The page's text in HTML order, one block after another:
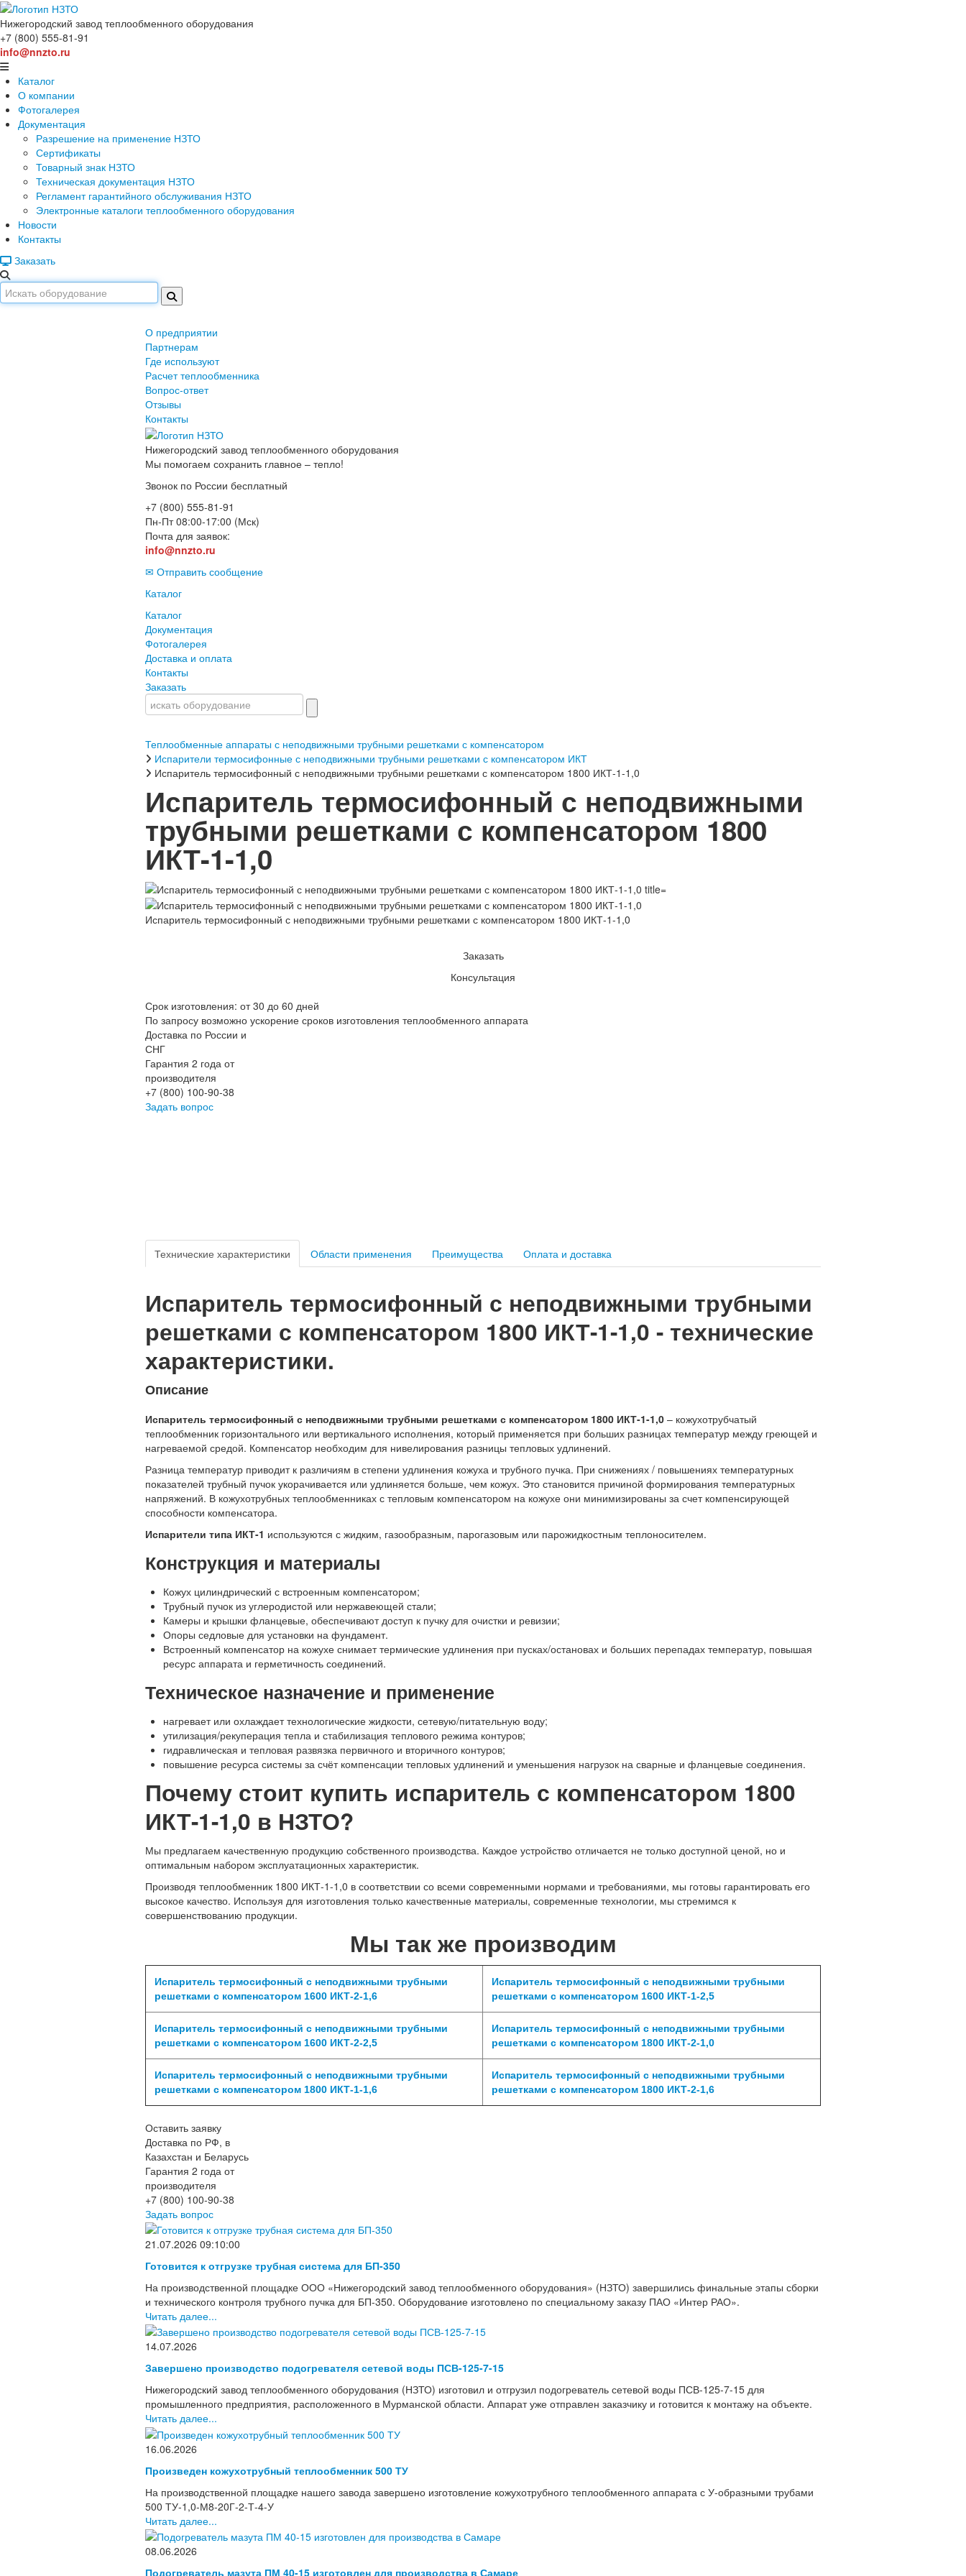
Нижегородский завод теплообменного оборудования
+7 (800) 555-81-91
info@nnzto.ru
Каталог
О компании
Фотогалерея
Документация
Разрешение на применение НЗТО
Сертификаты
Товарный знак НЗТО
Техническая документация НЗТО
Регламент гарантийного обслуживания НЗТО
Электронные каталоги теплообменного оборудования
Новости
Контакты
Заказать
О предприятии
Партнерам
Где используют
Расчет теплообменника
Вопрос-ответ
Отзывы
Контакты
Нижегородский завод теплообменного оборудования
Мы помогаем сохранить главное – тепло!
Звонок по России бесплатный
+7 (800) 555-81-91
Пн-Пт 08:00-17:00 (Мск)
Почта для заявок:
info@nnzto.ru
✉ Отправить сообщение
Каталог
Каталог
Документация
Фотогалерея
Доставка и оплата
Контакты
Заказать
Теплообменные аппараты с неподвижными трубными решетками с компенсатором
Испарители термосифонные с неподвижными трубными решетками с компенсатором ИКТ
Испаритель термосифонный с неподвижными трубными решетками с компенсатором 1800 ИКТ-1-1,0
Испаритель термосифонный с неподвижными
трубными решетками с компенсатором 1800
ИКТ-1-1,0
Испаритель термосифонный с неподвижными трубными решетками с компенсатором 1800 ИКТ-1-1,0
Заказать
Консультация
Срок изготовления: от 30 до 60 дней
По запросу возможно ускорение сроков изготовления теплообменного аппарата
Доставка по России и
СНГ
Гарантия 2 года от
производителя
+7 (800) 100-90-38
Задать вопрос
Технические характеристики Области применения Преимущества Оплата и доставка
Испаритель термосифонный с неподвижными трубными
решетками с компенсатором 1800 ИКТ-1-1,0 - технические
характеристики.
Описание
Испаритель термосифонный с неподвижными трубными решетками с компенсатором 1800 ИКТ-1-1,0 – кожухотрубчатый
теплообменник горизонтального или вертикального исполнения, который применяется при больших разницах температур между греющей и
нагреваемой средой. Компенсатор необходим для нивелирования разницы тепловых удлинений.
Разница температур приводит к различиям в степени удлинения кожуха и трубного пучка. При снижениях / повышениях температурных
показателей трубный пучок укорачивается или удлиняется больше, чем кожух. Это становится причиной формирования температурных
напряжений. В кожухотрубных теплообменниках с тепловым компенсатором на кожухе они минимизированы за счет компенсирующей
способности компенсатора.
Испарители типа ИКТ-1 используются с жидким, газообразным, парогазовым или парожидкостным теплоносителем.
Конструкция и материалы
Кожух цилиндрический с встроенным компенсатором;
Трубный пучок из углеродистой или нержавеющей стали;
Камеры и крышки фланцевые, обеспечивают доступ к пучку для очистки и ревизии;
Опоры седловые для установки на фундамент.
Встроенный компенсатор на кожухе снимает термические удлинения при пусках/остановах и больших перепадах температур, повышая
ресурс аппарата и герметичность соединений.
Техническое назначение и применение
нагревает или охлаждает технологические жидкости, сетевую/питательную воду;
утилизация/рекуперация тепла и стабилизация теплового режима контуров;
гидравлическая и тепловая развязка первичного и вторичного контуров;
повышение ресурса системы за счёт компенсации тепловых удлинений и уменьшения нагрузок на сварные и фланцевые соединения.
Почему стоит купить испаритель с компенсатором 1800
ИКТ-1-1,0 в НЗТО?
Мы предлагаем качественную продукцию собственного производства. Каждое устройство отличается не только доступной ценой, но и
оптимальным набором эксплуатационных характеристик.
Производя теплообменник 1800 ИКТ-1-1,0 в соответствии со всеми современными нормами и требованиями, мы готовы гарантировать его
высокое качество. Используя для изготовления только качественные материалы, современные технологии, мы стремимся к
совершенствованию продукции.
Мы так же производим
Испаритель термосифонный с неподвижными трубными
решетками с компенсатором 1600 ИКТ-2-1,6
Испаритель термосифонный с неподвижными трубными
решетками с компенсатором 1600 ИКТ-1-2,5
Испаритель термосифонный с неподвижными трубными
решетками с компенсатором 1600 ИКТ-2-2,5
Испаритель термосифонный с неподвижными трубными
решетками с компенсатором 1800 ИКТ-2-1,0
Испаритель термосифонный с неподвижными трубными
решетками с компенсатором 1800 ИКТ-1-1,6
Испаритель термосифонный с неподвижными трубными
решетками с компенсатором 1800 ИКТ-2-1,6
Оставить заявку
Доставка по РФ, в
Казахстан и Беларусь
Гарантия 2 года от
производителя
+7 (800) 100-90-38
Задать вопрос
21.07.2026 09:10:00
Готовится к отгрузке трубная система для БП-350
На производственной площадке ООО «Нижегородский завод теплообменного оборудования» (НЗТО) завершились финальные этапы сборки
и технического контроля трубного пучка для БП-350. Оборудование изготовлено по специальному заказу ПАО «Интер РАО».
Читать далее...
14.07.2026
Завершено производство подогревателя сетевой воды ПСВ-125-7-15
Нижегородский завод теплообменного оборудования (НЗТО) изготовил и отгрузил подогреватель сетевой воды ПСВ-125-7-15 для
промышленного предприятия, расположенного в Мурманской области. Аппарат уже отправлен заказчику и готовится к монтажу на объекте.
Читать далее...
16.06.2026
Произведен кожухотрубный теплообменник 500 ТУ
На производственной площадке нашего завода завершено изготовление кожухотрубного теплообменного аппарата с У-образными трубами
500 ТУ-1,0-М8-20Г-2-Т-4-У
Читать далее...
08.06.2026
Подогреватель мазута ПМ 40-15 изготовлен для производства в Самаре